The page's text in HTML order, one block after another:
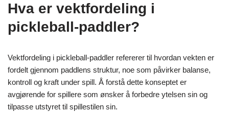
Hva er vektfordeling i
pickleball-paddler?
Vektfordeling i pickleball-paddler refererer til hvordan vekten er
fordelt gjennom paddlens struktur, noe som påvirker balanse,
kontroll og kraft under spill. Å forstå dette konseptet er
avgjørende for spillere som ønsker å forbedre ytelsen sin og
tilpasse utstyret til spillestilen sin.